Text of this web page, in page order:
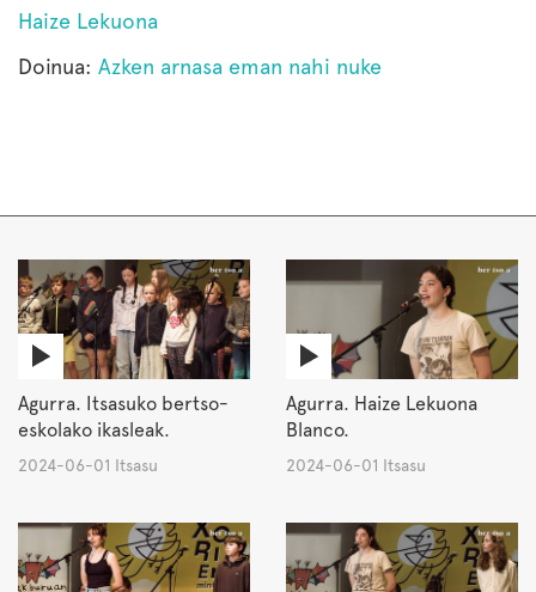
Haize Lekuona
Doinua: Azken arnasa eman nahi nuke
Agurra. Itsasuko bertso-
eskolako ikasleak.
2024-06-01 Itsasu
Agurra. Haize Lekuona
Blanco.
2024-06-01 Itsasu